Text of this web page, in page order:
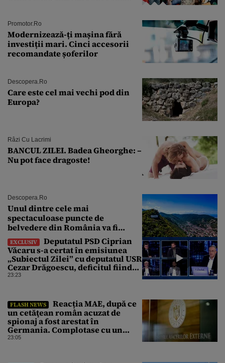
Promotor.ro
Modernizează-ți mașina fără
investiții mari. Cinci accesorii
recomandate șoferilor
Descopera.ro
Care este cel mai vechi pod din
Europa?
Râzi Cu Lacrimi
BANCUL ZILEI. Badea Gheorghe: –
Nu pot face dragoste!
Descopera.ro
Unul dintre cele mai
spectaculoase puncte de
belvedere din România va fi
restaurat
EXCLUSIV
Deputatul PSD Ciprian
Văcaru s-a certat în emisiunea
„Subiectul Zilei” cu deputatul USR
Cezar Drăgoescu, deficitul fiind
motivul scandalului
23:23
FLASH NEWS
Reacția MAE, după ce
un cetăţean român acuzat de
spionaj a fost arestat în
Germania. Complotase cu un
ucrainean ca să asasineze un
23:05